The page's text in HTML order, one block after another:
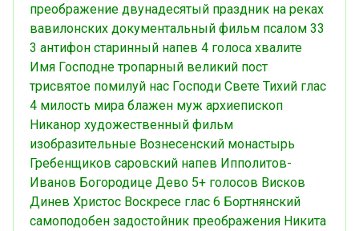
преображение двунадесятый праздник на реках
вавилонских документальный фильм псалом 33
3 антифон старинный напев 4 голоса хвалите
Имя Господне тропарный великий пост
трисвятое помилуй нас Господи Свете Тихий глас
4 милость мира блажен муж архиепископ
Никанор художественный фильм
изобразительные Вознесенский монастырь
Гребенщиков саровский напев Ипполитов-
Иванов Богородице Дево 5+ голосов Висков
Динев Христос Воскресе глас 6 Бортнянский
самоподобен задостойник преображения Никита